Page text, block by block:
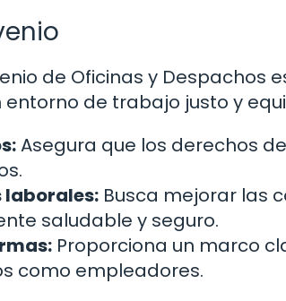
de Oficinas y Despachos
de trabajo justo y
Asegura que los derechos
laborales: Busca mejorar las
saludable y seguro.
Proporciona un marco
como empleadores.